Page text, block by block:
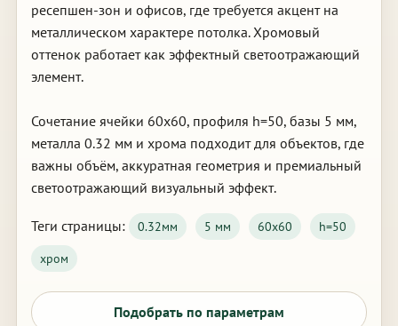
ресепшен-зон и офисов, где требуется акцент на
металлическом характере потолка. Хромовый
оттенок работает как эффектный светоотражающий
элемент.
Сочетание ячейки 60х60, профиля h=50, базы 5 мм,
металла 0.32 мм и хрома подходит для объектов, где
важны объём, аккуратная геометрия и премиальный
светоотражающий визуальный эффект.
Теги страницы: 0.32мм 5 мм 60х60
h=50
хром
Подобрать по параметрам